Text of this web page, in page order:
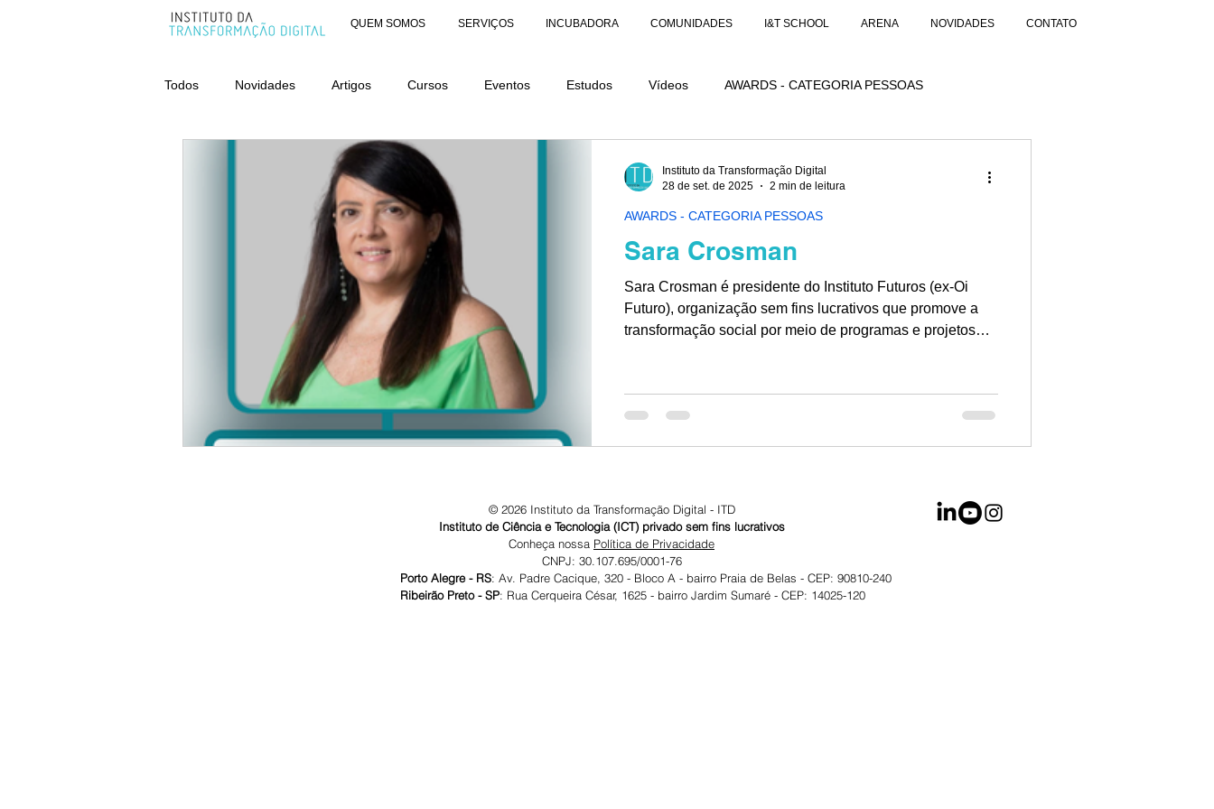
QUEM SOMOS SERVIÇOS INCUBADORA COMUNIDADES I&T SCHOOL ARENA NOVIDADES CONTATO
Todos Novidades Artigos Cursos Eventos Estudos Vídeos AWARDS - CATEGORIA PESSOAS
AWARDS - CATEGORIA ORGANIZAÇÕES
Sara Crosman
Sara Crosman é presidente do Instituto Futuros (ex-Oi
Futuro), organização sem fins lucrativos que promove a
transformação social por meio de programas e projetos
AWARDS - CATEGORIA PESSOAS
Instituto da Transformação Digital
28 de set. de 2025
2 min de leitura
© 2026 Instituto da Transformação Digital - ITD
Instituto de Ciência e Tecnologia (ICT) privado sem fins lucrativos
Conheça nossa Política de Privacidade
CNPJ: 30.107.695/0001-76
Porto Alegre - RS: Av. Padre Cacique, 320 - Bloco A - bairro Praia de Belas - CEP: 90810-240
Ribeirão Preto - SP: Rua Cerqueira César, 1625 - bairro Jardim Sumaré - CEP: 14025-120